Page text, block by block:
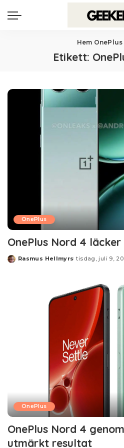
Hem
Etikett:
OnePlus
OnePlus Nord 4
Posted
Rasmus Hellmyrs tisdag, juli 9,
OnePlus
OnePlus Nord 4
utmärkt resultat